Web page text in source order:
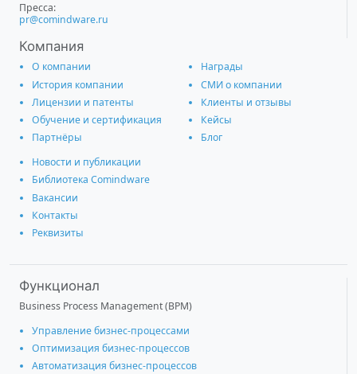
Пресса:
pr@comindware.ru
Компания
О компании
История компании
Лицензии и патенты
Обучение и сертификация
Партнёры
Награды
СМИ о компании
Клиенты и отзывы
Кейсы
Блог
Новости и публикации
Библиотека Comindware
Вакансии
Контакты
Реквизиты
Функционал
Business Process Management (BPM)
Управление бизнес-процессами
Оптимизация бизнес-процессов
Автоматизация бизнес-процессов